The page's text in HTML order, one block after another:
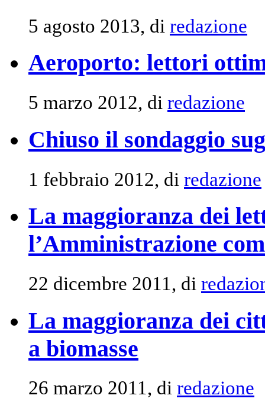
5 agosto 2013, di redazione
Aeroporto: lettori
5 marzo 2012, di redazione
Chiuso il sondaggio
1 febbraio 2012, di redazione
La maggioranza dei
l’Amministrazione
22 dicembre 2011, di
La maggioranza dei
a biomasse
26 marzo 2011, di redazione